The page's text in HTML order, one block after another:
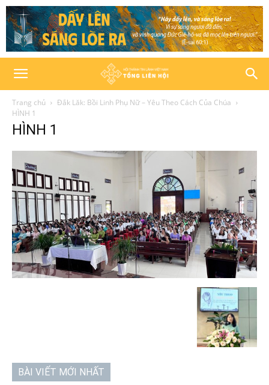
Trang chủ
Đắk Lăk: Bồi Linh Phụ Nữ – Yêu Theo Cách Của Chúa
HÌNH 1
HÌNH 1
BÀI VIẾT MỚI NHẤT